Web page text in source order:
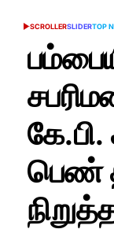
POSTED
SCROLLERSLIDERTOP
பெண்